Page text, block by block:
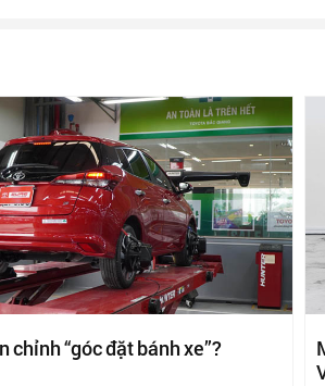
chỉnh “góc đặt bánh xe”?